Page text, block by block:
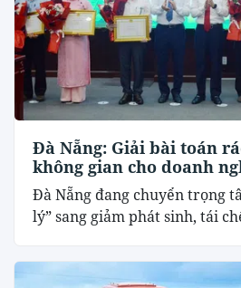
Đà Nẵng: Giải bài toán
không gian cho doanh
Đà Nẵng đang chuyển trọng
lý” sang giảm phát sinh, tái